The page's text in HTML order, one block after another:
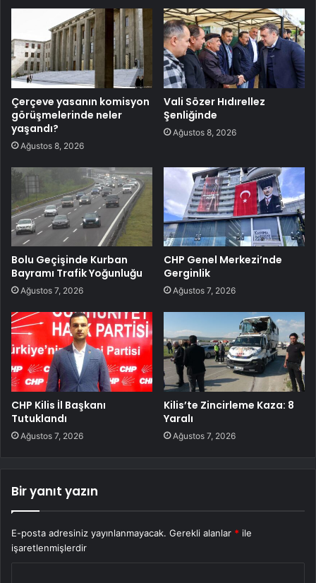
Çerçeve yasanın komisyon
görüşmelerinde neler
yaşandı?
Ağustos 8, 2026
Vali Sözer Hıdırellez
Şenliğinde
Ağustos 8, 2026
Bolu Geçişinde Kurban
Bayramı Trafik Yoğunluğu
Ağustos 7, 2026
CHP Genel Merkezi’nde
Gerginlik
Ağustos 7, 2026
CHP Kilis İl Başkanı
Tutuklandı
Ağustos 7, 2026
Kilis’te Zincirleme Kaza: 8
Yaralı
Ağustos 7, 2026
Bir yanıt yazın
E-posta adresiniz yayınlanmayacak. Gerekli alanlar * ile
işaretlenmişlerdir